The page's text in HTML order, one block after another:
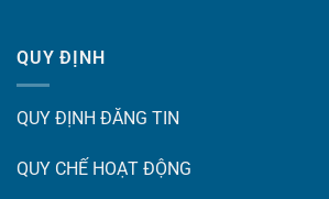
QUY ĐỊNH
QUY ĐỊNH ĐĂNG TIN
QUY CHẾ HOẠT ĐỘNG